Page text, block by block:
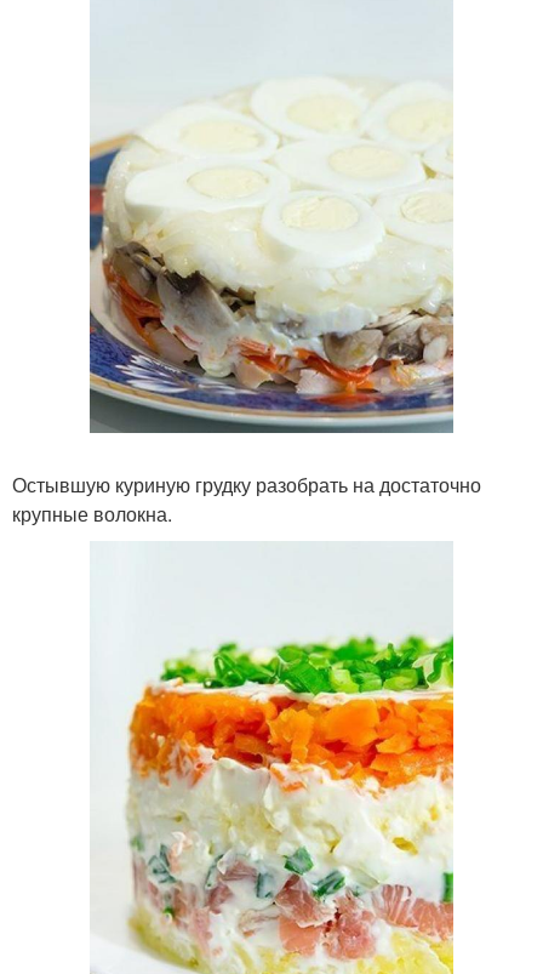
Остывшую куриную грудку разобрать на достаточно
крупные волокна.